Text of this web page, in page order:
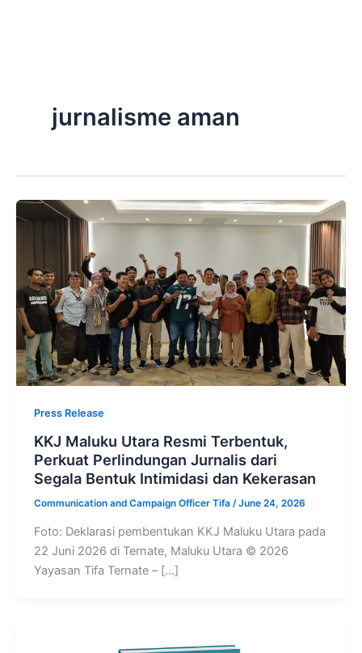
jurnalisme aman
Press Release
KKJ Maluku Utara Resmi Terbentuk,
Perkuat Perlindungan Jurnalis dari
Segala Bentuk Intimidasi dan Kekerasan
Communication and Campaign Officer Tifa /June 24, 2026
Foto: Deklarasi pembentukan KKJ Maluku Utara pada
22 Juni 2026 di Ternate, Maluku Utara © 2026
Yayasan Tifa Ternate – […]